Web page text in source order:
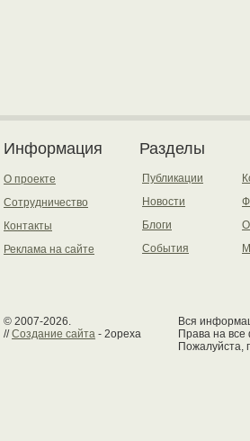
Информация
О проекте
Сотрудничество
Контакты
Реклама на сайте
Разделы
Публикации
Новости
Блоги
События
© 2007-2026.
//Создание сайта - 2opexa
Вся
Права на
Пожалуйста,